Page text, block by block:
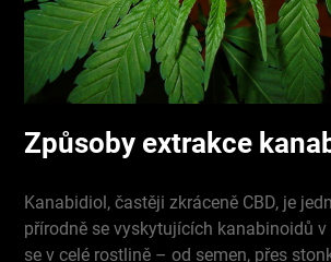
Způsoby extrakce
Kanabidiol, častěji zkráceně CBD, je
přírodně se vyskytujících kanabinoidů
se v celé rostlině – od semen, přes